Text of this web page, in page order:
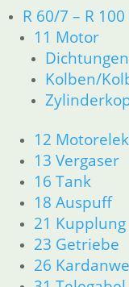
R 60/7 – R
11 Motor
Dichtungen
Kolben/
12
13 Vergaser
16 Tank
18 Auspuff
21 Kupplung
23 Getriebe
26
11 Motor
Dichtungen
Kolben/
Zylinderkopf
12 Motorelektrik
13 Vergaser
16 Tank
18 Auspuff
21 Kupplung
23 Getriebe
26 Kardanwelle
31 Telegabel
32 Lenkung